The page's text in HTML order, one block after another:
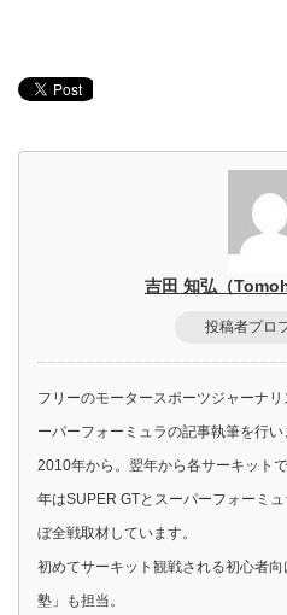
吉田 知弘（
投稿者プロ
フリーのモータースポーツジャーナ
ーパーフォーミュラの記事執筆を行
2010年から。翌年から各サーキット
年はSUPER GTとスーパーフォーミ
ぼ全戦取材しています。
初めてサーキット観戦される初心者
塾」も担当。